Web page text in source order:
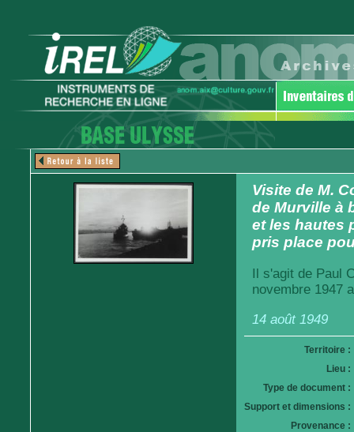
Visite de M.
de Murville à
et les hautes
pris place
Il s'agit de Paul
novembre 1947
14 août 1949
Territoire :
Lieu :
Type de document :
Support et dimensions :
Provenance :